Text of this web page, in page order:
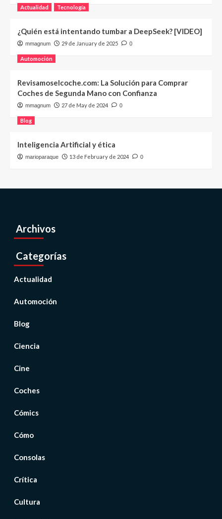
Actualidad Tecnología
¿Quién está intentando tumbar a DeepSeek? [VIDEO]
mmagnum 29 de January de 2025 0
Automoción
Revisamoselcoche.com: La Solución para Comprar
Coches de Segunda Mano con Confianza
mmagnum 27 de May de 2024 0
Blog
Inteligencia Artificial y ética
marioparaque 13 de February de 2024 0
Archivos
Categorías
Actualidad
Automoción
Blog
Ciencia
Cine
Coches
Cómics
Cómo
Consolas
Crítica
Cultura